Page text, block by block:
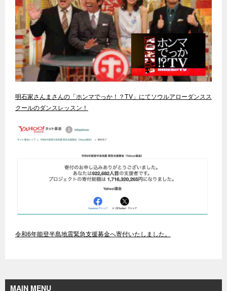
明石家さんまさんの「ホンマでっか！？TV」にてソウルアローダンスス
クールのダンスレッスン！
令和6年能登半島地震緊急支援募金へ寄付いたしました。
MAIN MENU